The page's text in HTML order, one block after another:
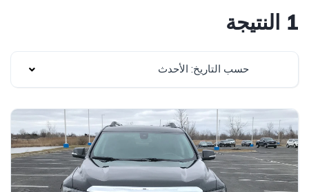
1 النتيجة
حسب التاريخ: الأحدث